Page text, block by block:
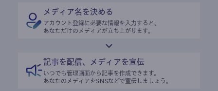
メディア名を決める
アカウント登録に必要な情報を入力すると、
あなただけのメディアが立ち上がります。
記事を配信、メディアを宣伝
いつでも管理画面から記事を作成できます。
あなたのメディアをSNSなどで宣伝しましょう。